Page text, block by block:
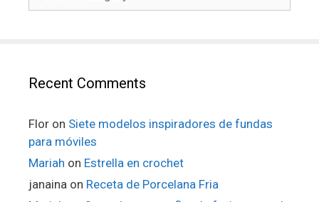
Recent Comments
Flor on Siete modelos inspiradores de fundas
para móviles
Mariah on Estrella en crochet
janaina on Receta de Porcelana Fria